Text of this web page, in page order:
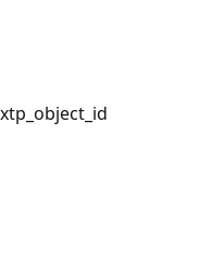
xtp_object_id